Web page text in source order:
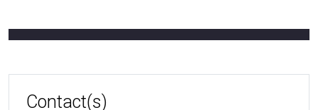
Contact(s)